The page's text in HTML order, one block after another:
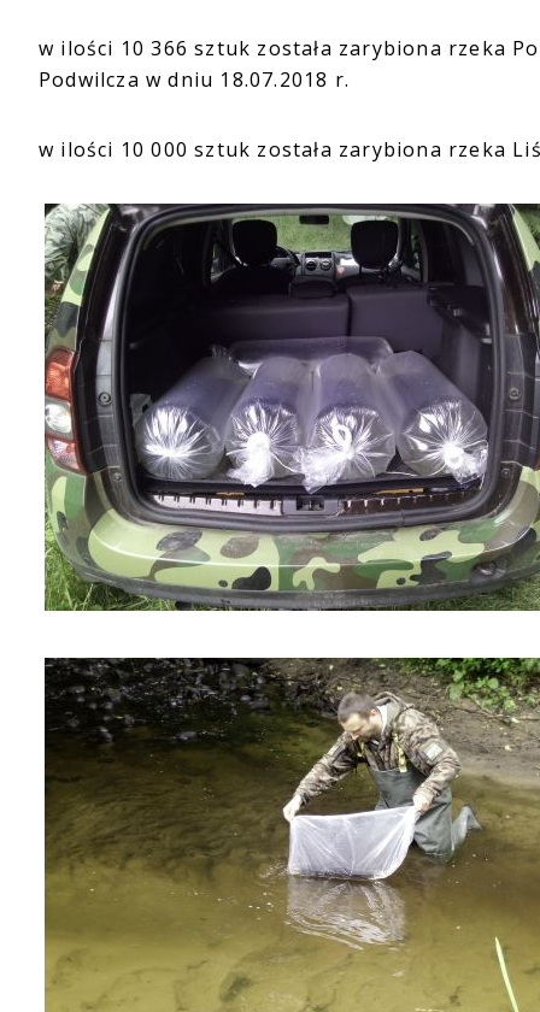
w ilości 10 366 sztuk została zarybiona rzeka
Podwilcza w dniu 18.07.2018 r.
w ilości 10 000 sztuk została zarybiona rzeka